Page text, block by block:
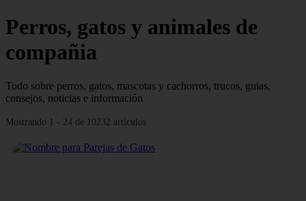
Perros, gatos y animales de
compañia
Todo sobre perros, gatos, mascotas y cachorros, trucos, guias,
consejos, noticias e información
Mostrando 1 - 24 de 10232 artículos